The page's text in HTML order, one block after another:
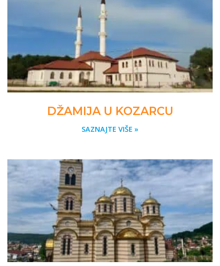
DŽAMIJA U KOZARCU
SAZNAJTE VIŠE »